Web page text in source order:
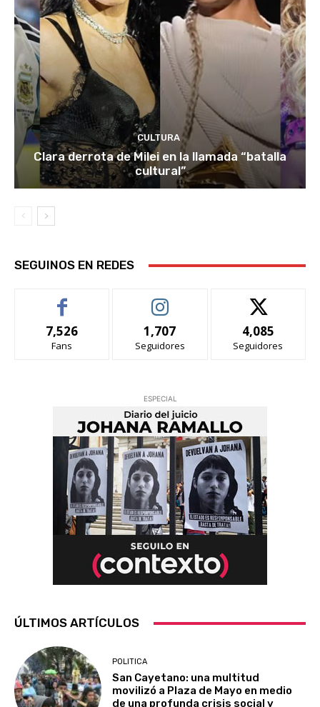
CULTURA
Clara derrota de Milei en la llamada “batalla
cultural”
SEGUINOS EN REDES
7,526
Fans
1,707
Seguidores
4,085
Seguidores
ESPECIAL
ÚLTIMOS ARTÍCULOS
POLITICA
San Cayetano: una multitud
movilizó a Plaza de Mayo en medio
de una profunda crisis social y